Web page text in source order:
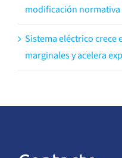
modificación
Sistema eléctrico crece
marginales y acelera